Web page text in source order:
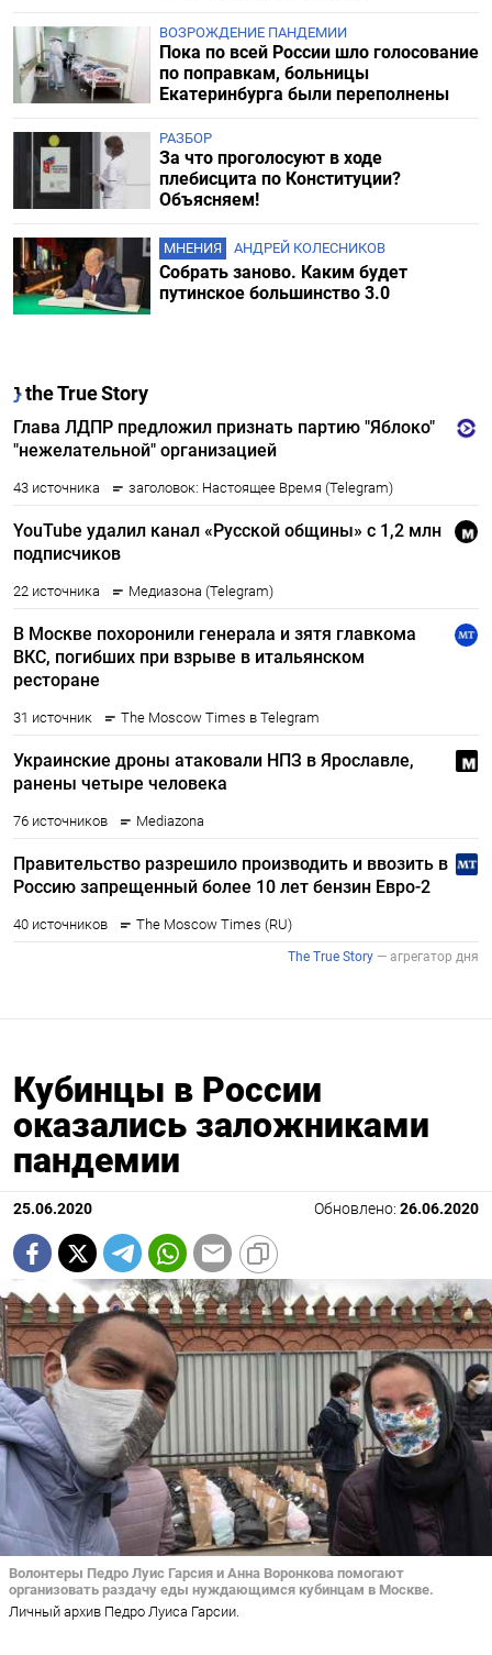
ВОЗРОЖДЕНИЕ ПАНДЕМИИ
Пока по всей России шло голосование
по поправкам, больницы
Екатеринбурга были переполнены
РАЗБОР
За что проголосуют в ходе
плебисцита по Конституции?
Объясняем!
МНЕНИЯ АНДРЕЙ КОЛЕСНИКОВ
Собрать заново. Каким будет
путинское большинство 3.0
Кубинцы в России
оказались заложниками
пандемии
25.06.2020 Обновлено: 26.06.2020
Волонтеры Педро Луис Гарсия и Анна Воронкова помогают
организовать раздачу еды нуждающимся кубинцам в Москве.
Личный архив Педро Луиса Гарсии.